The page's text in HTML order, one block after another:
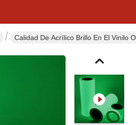
Calidad De Acrílico Brillo En El Vinilo